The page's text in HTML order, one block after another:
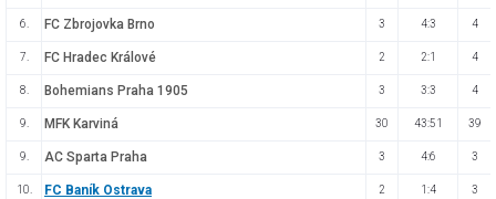
6. FC Zbrojovka Brno 3 4:3 4
7. FC Hradec Králové 2 2:1 4
8. Bohemians Praha 1905 3 3:3 4
9. MFK Karviná 30 43:51 39
9. AC Sparta Praha 3 4:6 3
10. FC Baník Ostrava 2 1:4 3